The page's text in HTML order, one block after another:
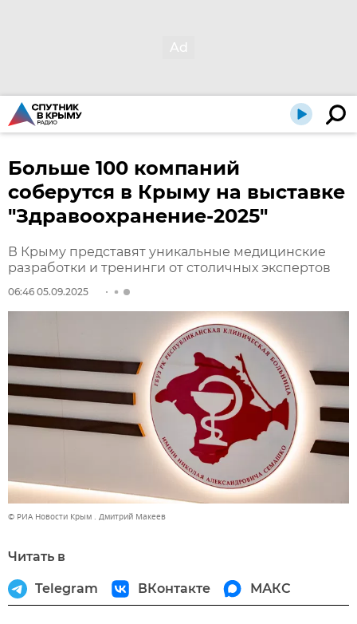
Больше 100 компаний
соберутся в Крыму на выставке
"Здравоохранение-2025"
В Крыму представят уникальные медицинские
разработки и тренинги от столичных экспертов
06:46 05.09.2025
© РИА Новости Крым . Дмитрий Макеев
Читать в
Telegram ВКонтакте МАКС